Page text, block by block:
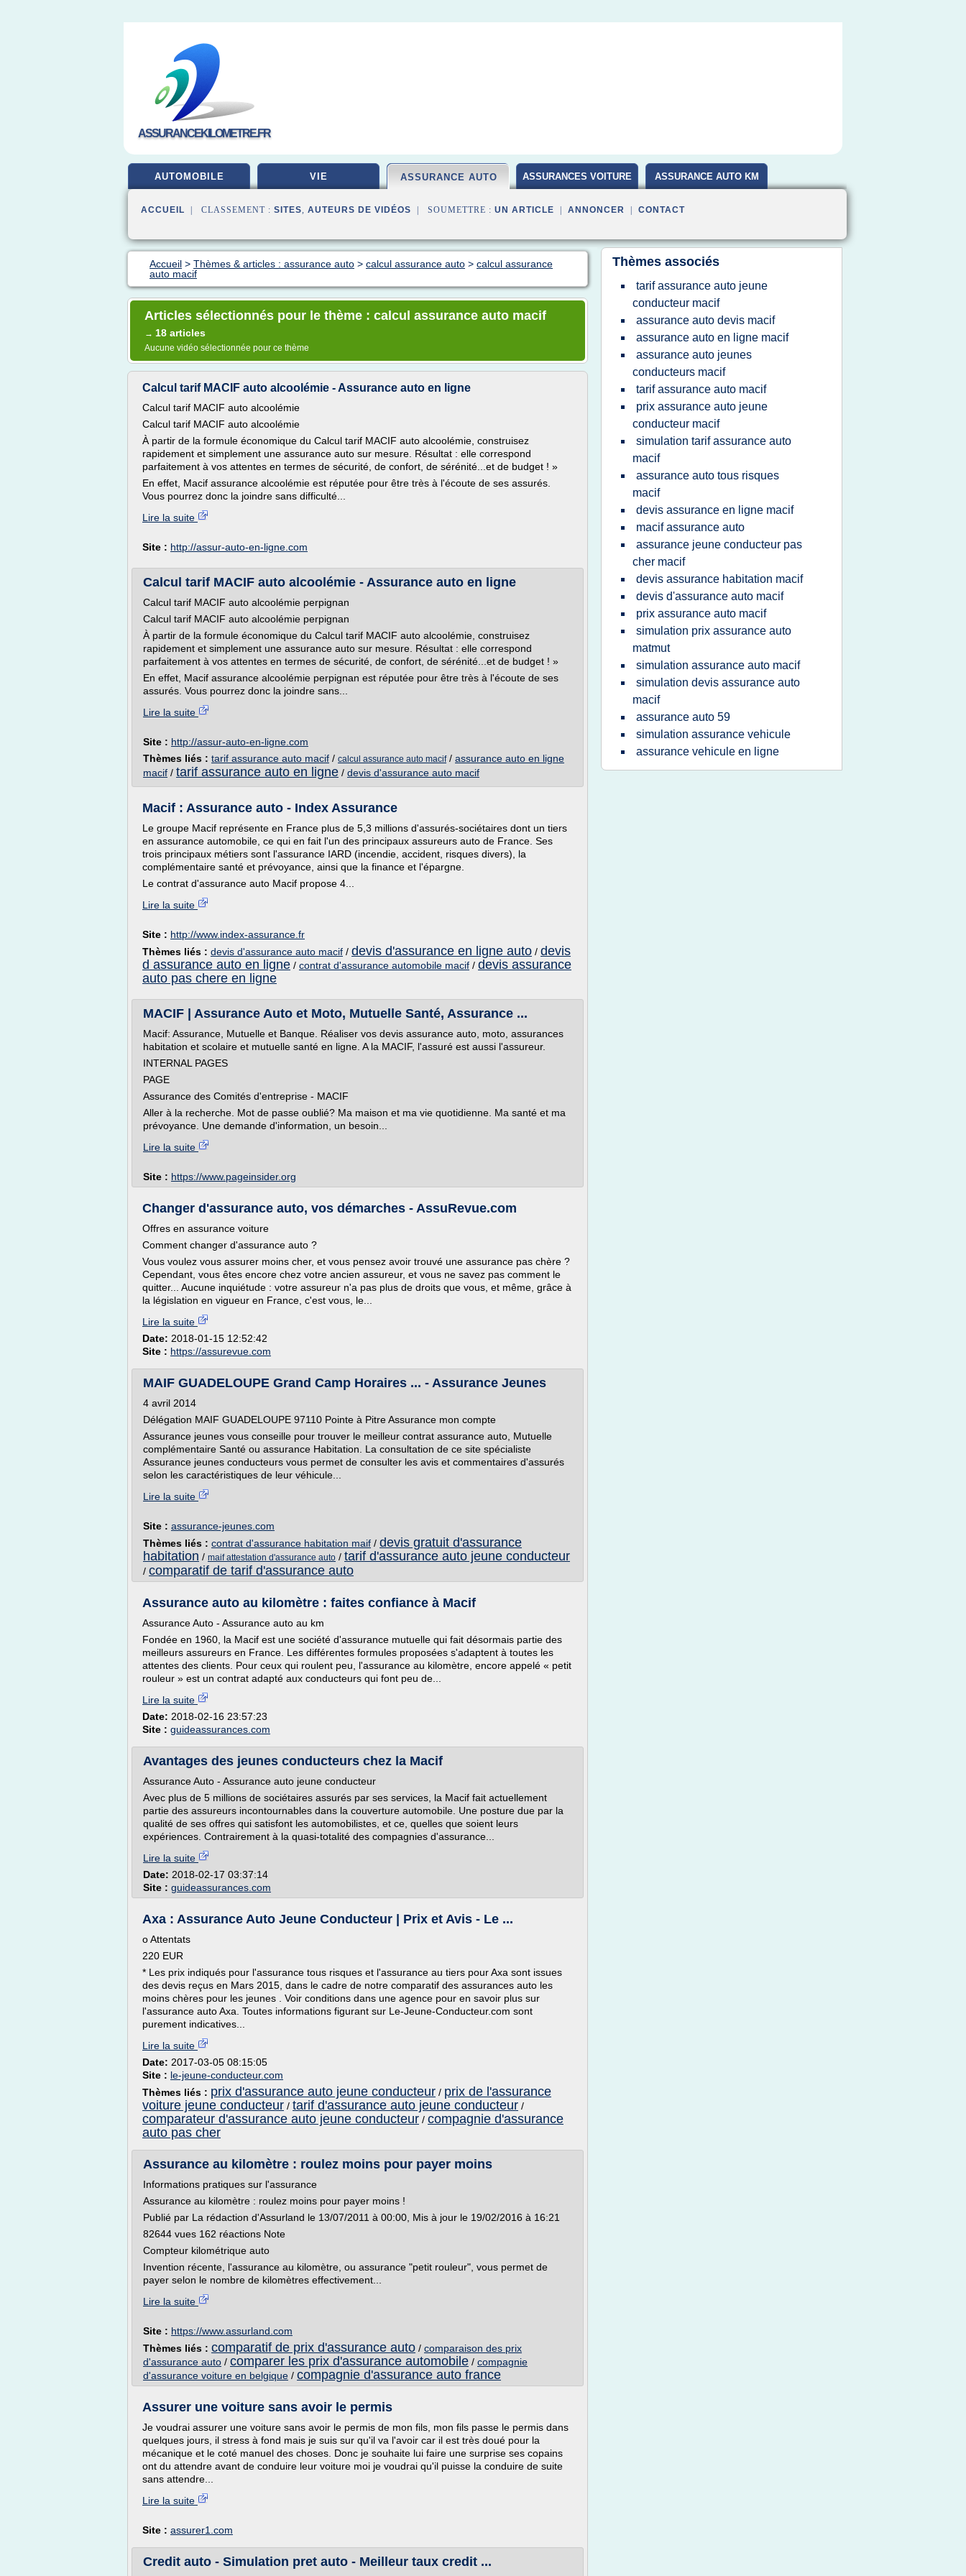
ASSURANCEKILOMETRE.FR
AUTOMOBILE VIE ASSURANCE AUTO ASSURANCES VOITURE ASSURANCE AUTO KM
ACCUEIL | CLASSEMENT : SITES, AUTEURS DE VIDÉOS | SOUMETTRE : UN ARTICLE ANNONCER CONTACT
Accueil > Thèmes & articles : assurance auto > calcul assurance auto > calcul assurance
auto macif
Articles sélectionnés pour le thème : calcul assurance auto macif
→ 18 articles
Aucune vidéo sélectionnée pour ce thème
Calcul tarif MACIF auto alcoolémie - Assurance auto en ligne
Calcul tarif MACIF auto alcoolémie
Calcul tarif MACIF auto alcoolémie
À partir de la formule économique du Calcul tarif MACIF auto alcoolémie, construisez
rapidement et simplement une assurance auto sur mesure. Résultat : elle correspond
parfaitement à vos attentes en termes de sécurité, de confort, de sérénité...et de budget ! »
En effet, Macif assurance alcoolémie est réputée pour être très à l'écoute de ses assurés.
Vous pourrez donc la joindre sans difficulté...
Lire la suite
Site : http://assur-auto-en-ligne.com
Calcul tarif MACIF auto alcoolémie - Assurance auto en ligne
Calcul tarif MACIF auto alcoolémie perpignan
Calcul tarif MACIF auto alcoolémie perpignan
À partir de la formule économique du Calcul tarif MACIF auto alcoolémie, construisez
rapidement et simplement une assurance auto sur mesure. Résultat : elle correspond
parfaitement à vos attentes en termes de sécurité, de confort, de sérénité...et de budget ! »
En effet, Macif assurance alcoolémie perpignan est réputée pour être très à l'écoute de ses
assurés. Vous pourrez donc la joindre sans...
Lire la suite
Site : http://assur-auto-en-ligne.com
Thèmes liés : tarif assurance auto macif / calcul assurance auto macif/ assurance auto en ligne
macif / tarif assurance auto en ligne / devis d'assurance auto macif
Macif : Assurance auto - Index Assurance
Le groupe Macif représente en France plus de 5,3 millions d'assurés-sociétaires dont un tiers
en assurance automobile, ce qui en fait l'un des principaux assureurs auto de France. Ses
trois principaux métiers sont l'assurance IARD (incendie, accident, risques divers), la
complémentaire santé et prévoyance, ainsi que la finance et l'épargne.
Le contrat d'assurance auto Macif propose 4...
Lire la suite
Site : http://www.index-assurance.fr
Thèmes liés : devis d'assurance auto macif / devis d'assurance en ligne auto / devis
d assurance auto en ligne / contrat d'assurance automobile macif / devis assurance
auto pas chere en ligne
MACIF | Assurance Auto et Moto, Mutuelle Santé, Assurance ...
Macif: Assurance, Mutuelle et Banque. Réaliser vos devis assurance auto, moto, assurances
habitation et scolaire et mutuelle santé en ligne. A la MACIF, l'assuré est aussi l'assureur.
INTERNAL PAGES
PAGE
Assurance des Comités d'entreprise - MACIF
Aller à la recherche. Mot de passe oublié? Ma maison et ma vie quotidienne. Ma santé et ma
prévoyance. Une demande d'information, un besoin...
Lire la suite
Site : https://www.pageinsider.org
Changer d'assurance auto, vos démarches - AssuRevue.com
Offres en assurance voiture
Comment changer d'assurance auto ?
Vous voulez vous assurer moins cher, et vous pensez avoir trouvé une assurance pas chère ?
Cependant, vous êtes encore chez votre ancien assureur, et vous ne savez pas comment le
quitter... Aucune inquiétude : votre assureur n'a pas plus de droits que vous, et même, grâce à
la législation en vigueur en France, c'est vous, le...
Lire la suite
Date: 2018-01-15 12:52:42
Site : https://assurevue.com
MAIF GUADELOUPE Grand Camp Horaires ... - Assurance Jeunes
4 avril 2014
Délégation MAIF GUADELOUPE 97110 Pointe à Pitre Assurance mon compte
Assurance jeunes vous conseille pour trouver le meilleur contrat assurance auto, Mutuelle
complémentaire Santé ou assurance Habitation. La consultation de ce site spécialiste
Assurance jeunes conducteurs vous permet de consulter les avis et commentaires d'assurés
selon les caractéristiques de leur véhicule...
Lire la suite
Site : assurance-jeunes.com
Thèmes liés : contrat d'assurance habitation maif / devis gratuit d'assurance
habitation / maif attestation d'assurance auto / tarif d'assurance auto jeune conducteur
/ comparatif de tarif d'assurance auto
Assurance auto au kilomètre : faites confiance à Macif
Assurance Auto - Assurance auto au km
Fondée en 1960, la Macif est une société d'assurance mutuelle qui fait désormais partie des
meilleurs assureurs en France. Les différentes formules proposées s'adaptent à toutes les
attentes des clients. Pour ceux qui roulent peu, l'assurance au kilomètre, encore appelé « petit
rouleur » est un contrat adapté aux conducteurs qui font peu de...
Lire la suite
Date: 2018-02-16 23:57:23
Site : guideassurances.com
Avantages des jeunes conducteurs chez la Macif
Assurance Auto - Assurance auto jeune conducteur
Avec plus de 5 millions de sociétaires assurés par ses services, la Macif fait actuellement
partie des assureurs incontournables dans la couverture automobile. Une posture due par la
qualité de ses offres qui satisfont les automobilistes, et ce, quelles que soient leurs
expériences. Contrairement à la quasi-totalité des compagnies d'assurance...
Lire la suite
Date: 2018-02-17 03:37:14
Site : guideassurances.com
Axa : Assurance Auto Jeune Conducteur | Prix et Avis - Le ...
o Attentats
220 EUR
* Les prix indiqués pour l'assurance tous risques et l'assurance au tiers pour Axa sont issues
des devis reçus en Mars 2015, dans le cadre de notre comparatif des assurances auto les
moins chères pour les jeunes . Voir conditions dans une agence pour en savoir plus sur
l'assurance auto Axa. Toutes informations figurant sur Le-Jeune-Conducteur.com sont
purement indicatives...
Lire la suite
Date: 2017-03-05 08:15:05
Site : le-jeune-conducteur.com
Thèmes liés : prix d'assurance auto jeune conducteur / prix de l'assurance
voiture jeune conducteur / tarif d'assurance auto jeune conducteur /
comparateur d'assurance auto jeune conducteur / compagnie d'assurance
auto pas cher
Assurance au kilomètre : roulez moins pour payer moins
Informations pratiques sur l'assurance
Assurance au kilomètre : roulez moins pour payer moins !
Publié par La rédaction d'Assurland le 13/07/2011 à 00:00, Mis à jour le 19/02/2016 à 16:21
82644 vues 162 réactions Note
Compteur kilométrique auto
Invention récente, l'assurance au kilomètre, ou assurance "petit rouleur", vous permet de
payer selon le nombre de kilomètres effectivement...
Lire la suite
Site : https://www.assurland.com
Thèmes liés : comparatif de prix d'assurance auto / comparaison des prix
d'assurance auto / comparer les prix d'assurance automobile / compagnie
d'assurance voiture en belgique / compagnie d'assurance auto france
Assurer une voiture sans avoir le permis
Je voudrai assurer une voiture sans avoir le permis de mon fils, mon fils passe le permis dans
quelques jours, il stress à fond mais je suis sur qu'il va l'avoir car il est très doué pour la
mécanique et le coté manuel des choses. Donc je souhaite lui faire une surprise ses copains
ont du attendre avant de conduire leur voiture moi je voudrai qu'il puisse la conduire de suite
sans attendre...
Lire la suite
Site : assurer1.com
Credit auto - Simulation pret auto - Meilleur taux credit ...
Thèmes associés
tarif assurance auto jeune
conducteur macif
assurance auto devis macif
assurance auto en ligne macif
assurance auto jeunes
conducteurs macif
tarif assurance auto macif
prix assurance auto jeune
conducteur macif
simulation tarif assurance auto
macif
assurance auto tous risques
macif
devis assurance en ligne macif
macif assurance auto
assurance jeune conducteur pas
cher macif
devis assurance habitation macif
devis d'assurance auto macif
prix assurance auto macif
simulation prix assurance auto
matmut
simulation assurance auto macif
simulation devis assurance auto
macif
assurance auto 59
simulation assurance vehicule
assurance vehicule en ligne